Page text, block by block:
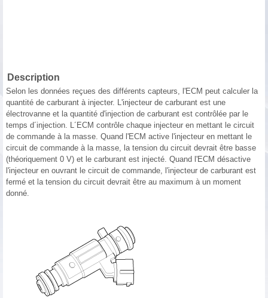
Description
Selon les données reçues des différents capteurs, l'ECM peut calculer la
quantité de carburant à injecter. L'injecteur de carburant est une
électrovanne et la quantité d'injection de carburant est contrôlée par le
temps d´injection. L´ECM contrôle chaque injecteur en mettant le circuit
de commande à la masse. Quand l'ECM active l'injecteur en mettant le
circuit de commande à la masse, la tension du circuit devrait être basse
(théoriquement 0 V) et le carburant est injecté. Quand l'ECM désactive
l'injecteur en ouvrant le circuit de commande, l'injecteur de carburant est
fermé et la tension du circuit devrait être au maximum à un moment
donné.